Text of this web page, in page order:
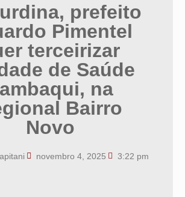
prefeito
Pimentel
terceirizar
de Saúde
na
Bairro
Novo
novembro 4, 2025 3:22 pm